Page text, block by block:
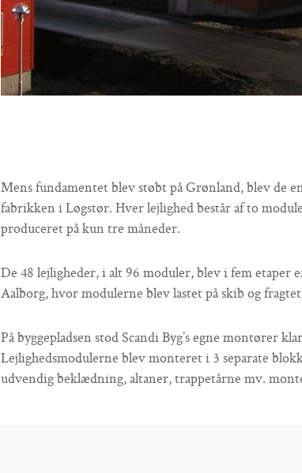
Mens fundamentet blev støbt på Grønland, blev de
fabrikken i Løgstør. Hver lejlighed består af to
produceret på kun tre måneder.
De 48 lejligheder, i alt 96 moduler, blev i fem
Aalborg, hvor modulerne blev lastet på skib og
På byggepladsen stod Scandi Byg’s egne montører
Lejlighedsmodulerne blev monteret i 3 separate
udvendig beklædning, altaner, trappe­tårne mv.